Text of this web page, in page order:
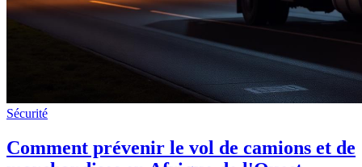
Sécurité
Comment prévenir le vol de camions et de